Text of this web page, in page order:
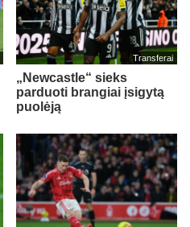
Transferai
„Newcastle“ sieks
parduoti brangiai įsigytą
puolėją